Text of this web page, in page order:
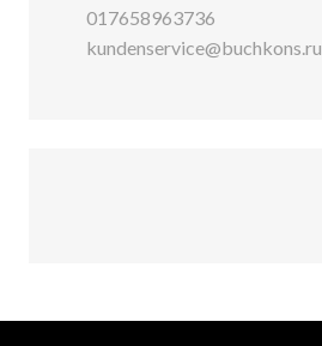
017658963736
kundenservice@buchkons.ru